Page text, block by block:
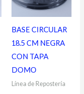
BASE CIRCULAR
18.5 CM NEGRA
CON TAPA
DOMO
Línea de Repostería